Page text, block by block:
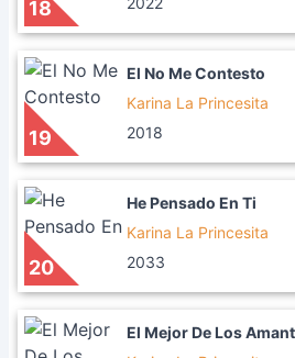
18
19
El No Me Contesto
Karina La Princesita
2018
20
He Pensado En Ti
Karina La Princesita
2033
El Mejor De Los